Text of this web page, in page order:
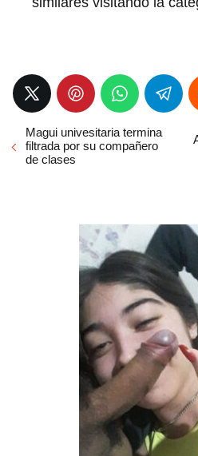
Magui univesitaria termina
filtrada por su compañero
de clases